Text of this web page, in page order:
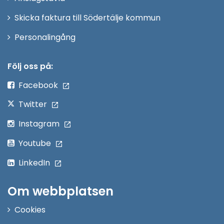
Skicka faktura till Södertälje kommun
PersonalingångÖppna
Följ oss på:
Facebook
Twitter
Instagram
Youtube
LinkedIn
Om webbplatsen
Cookies